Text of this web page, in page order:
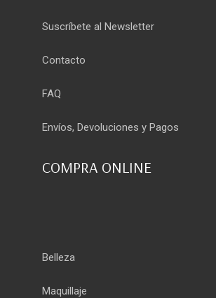
Suscríbete al Newsletter
Contacto
FAQ
Envíos, Devoluciones y Pagos
COMPRA ONLINE
Belleza
Maquillaje